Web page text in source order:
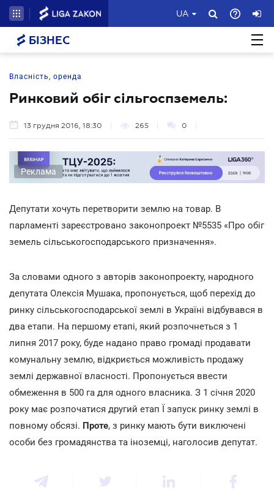
UA
БІЗНЕС
Власність, оренда
Ринковий обіг сільгоспземель:
13 грудня 2016, 18:30 265 0
Реклама
Депутати хочуть перетворити землю на товар. В
парламенті зареєстровано законопроект №5535 «Про обіг
земель сільськогосподарського призначення».
За словами одного з авторів законопроекту, народного
депутата Олексія Мушака, пропонується, щоб перехід до
ринку сільськогосподарської землі в Україні відбувався в
два етапи. На першому етапі, який розпочнеться з 1
липня 2017 року, буде надано право громаді продавати
комунальну землю, відкриється можливість продажу
землі державної власності. Пропонується ввести
обмеження в 500 га для одного власника. З 1 січня 2020
року має розпочатися другий етап Ї запуск ринку землі в
повному обсязі. Проте, з ринку мають бути виключені
особи без громадянства та іноземці, наголосив депутат.